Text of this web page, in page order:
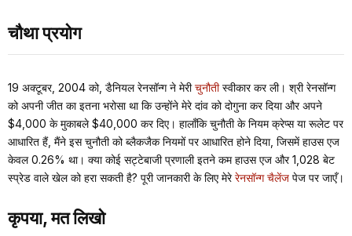
चौथा प्रयोग
19 अक्टूबर, 2004 को, डैनियल रेनसॉन्ग ने मेरीचुनौतीस्वीकार कर ली। श्री रेनसॉन्ग
को अपनी जीत का इतना भरोसा था कि उन्होंने मेरे दांव को दोगुना कर दिया और अपने
$4,000 के मुकाबले $40,000 कर दिए। हालाँकि चुनौती के नियम क्रेप्स या रूलेट पर
आधारित हैं, मैंने इस चुनौती को ब्लैकजैक नियमों पर आधारित होने दिया, जिसमें हाउस एज
केवल 0.26% था। क्या कोई सट्टेबाजी प्रणाली इतने कम हाउस एज और 1,028 बेट
स्प्रेड वाले खेल को हरा सकती है? पूरी जानकारी के लिए मेरेरेनसॉन्ग चैलेंज पेज पर जाएँ।
कृपया, मत लिखो